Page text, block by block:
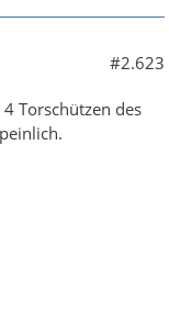
#2.623
Torschützen des